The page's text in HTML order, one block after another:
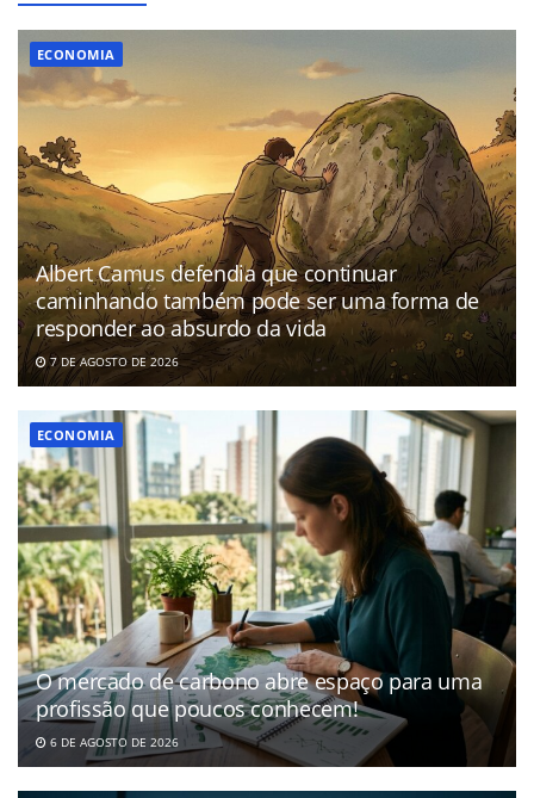
ECONOMIA
Albert Camus defendia que continuar
caminhando também pode ser uma forma de
responder ao absurdo da vida
7 DE AGOSTO DE 2026
ECONOMIA
O mercado de carbono abre espaço para uma
profissão que poucos conhecem!
6 DE AGOSTO DE 2026